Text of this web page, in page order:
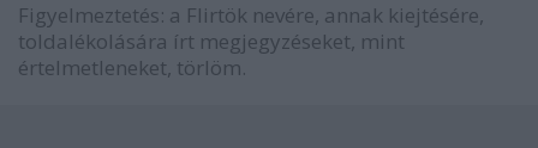
Figyelmeztetés: a Flirtök nevére, annak kiejtésére,
toldalékolására írt megjegyzéseket, mint
értelmetleneket, törlöm.